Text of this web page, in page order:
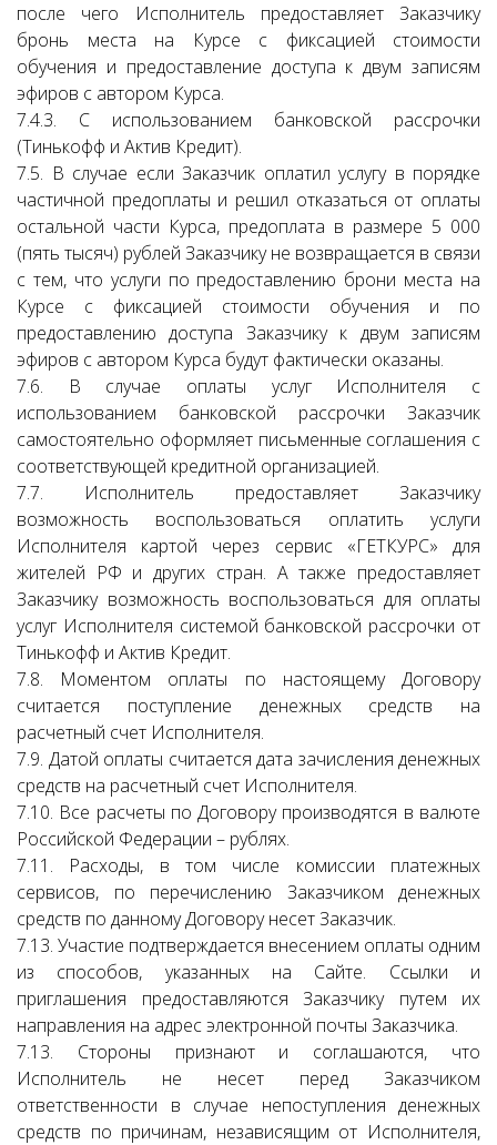
после чего Исполнитель предоставляет Заказчику
бронь места на Курсе с фиксацией стоимости
обучения и предоставление доступа к двум записям
эфиров с автором Курса.
7.4.3. С использованием банковской рассрочки
(Тинькофф и Актив Кредит).
7.5. В случае если Заказчик оплатил услугу в порядке
частичной предоплаты и решил отказаться от оплаты
остальной части Курса, предоплата в размере 5 000
(пять тысяч) рублей Заказчику не возвращается в связи
с тем, что услуги по предоставлению брони места на
Курсе с фиксацией стоимости обучения и по
предоставлению доступа Заказчику к двум записям
эфиров с автором Курса будут фактически оказаны.
7.6. В случае оплаты услуг Исполнителя с
использованием банковской рассрочки Заказчик
самостоятельно оформляет письменные соглашения с
соответствующей кредитной организацией.
7.7. Исполнитель предоставляет Заказчику
возможность воспользоваться оплатить услуги
Исполнителя картой через сервис «ГЕТКУРС» для
жителей РФ и других стран. А также предоставляет
Заказчику возможность воспользоваться для оплаты
услуг Исполнителя системой банковской рассрочки от
Тинькофф и Актив Кредит.
7.8. Моментом оплаты по настоящему Договору
считается поступление денежных средств на
расчетный счет Исполнителя.
7.9. Датой оплаты считается дата зачисления денежных
средств на расчетный счет Исполнителя.
7.10. Все расчеты по Договору производятся в валюте
Российской Федерации – рублях.
7.11. Расходы, в том числе комиссии платежных
сервисов, по перечислению Заказчиком денежных
средств по данному Договору несет Заказчик.
7.13. Участие подтверждается внесением оплаты одним
из способов, указанных на Сайте. Ссылки и
приглашения предоставляются Заказчику путем их
направления на адрес электронной почты Заказчика.
7.13. Стороны признают и соглашаются, что
Исполнитель не несет перед Заказчиком
ответственности в случае непоступления денежных
средств по причинам, независящим от Исполнителя,